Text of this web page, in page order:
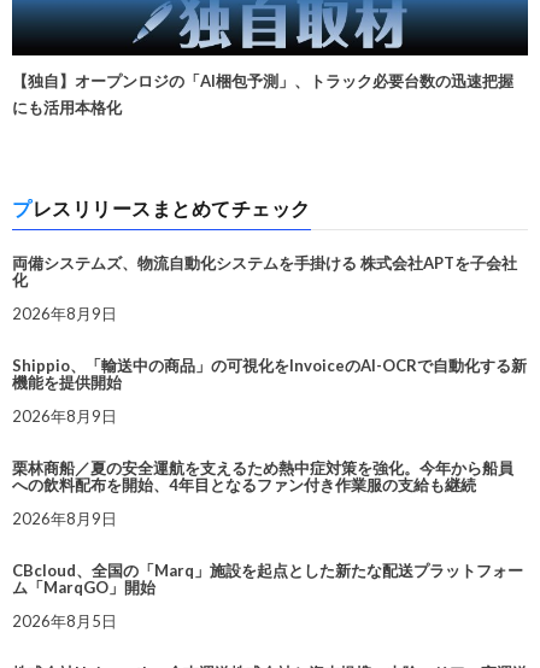
【独自】オープンロジの「AI梱包予測」、トラック必要台数の迅速把握
にも活用本格化
プレスリリースまとめてチェック
両備システムズ、物流自動化システムを手掛ける 株式会社APTを子会社
化
2026年8月9日
Shippio、「輸送中の商品」の可視化をInvoiceのAI-OCRで自動化する新
機能を提供開始
2026年8月9日
栗林商船／夏の安全運航を支えるため熱中症対策を強化。今年から船員
への飲料配布を開始、4年目となるファン付き作業服の支給も継続
2026年8月9日
CBcloud、全国の「Marq」施設を起点とした新たな配送プラットフォー
ム「MarqGO」開始
2026年8月5日